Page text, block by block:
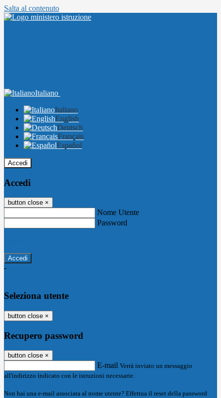
Salta al contenuto
Italiano
Italiano
English
Deutsch
Français
Español
Accedi
Accedi
button close ×
Nome Utente
Password
-
Seleziona utente
button close ×
Recupero password
button close ×
E-mail Verrà inviato un messaggio
all'indirizzo indicato con le istruzioni necessarie.
Non hai una e-mail associata al nome utente? Effettua il reset della password